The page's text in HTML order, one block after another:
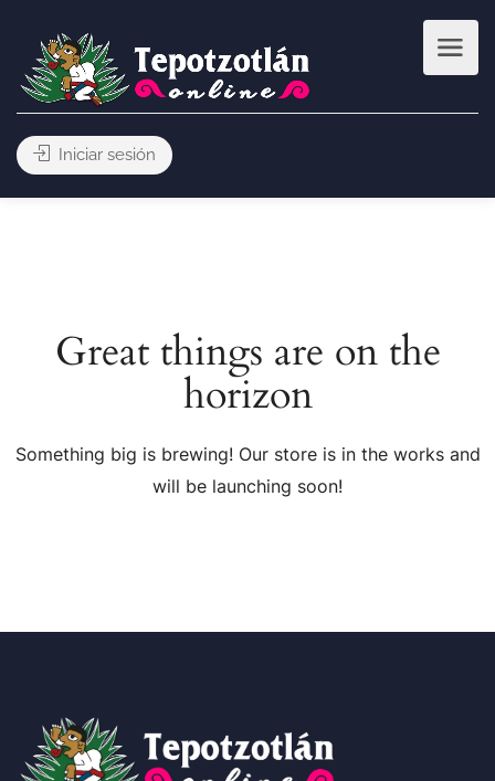
Iniciar sesión
Great things are on the
horizon
Something big is brewing! Our store is in the works and
will be launching soon!